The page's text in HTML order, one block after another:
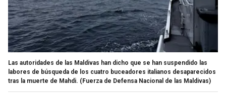
Las autoridades de las Maldivas han dicho que se han suspendido las
labores de búsqueda de los cuatro buceadores italianos desaparecidos
tras la muerte de Mahdi. (Fuerza de Defensa Nacional de las Maldivas)